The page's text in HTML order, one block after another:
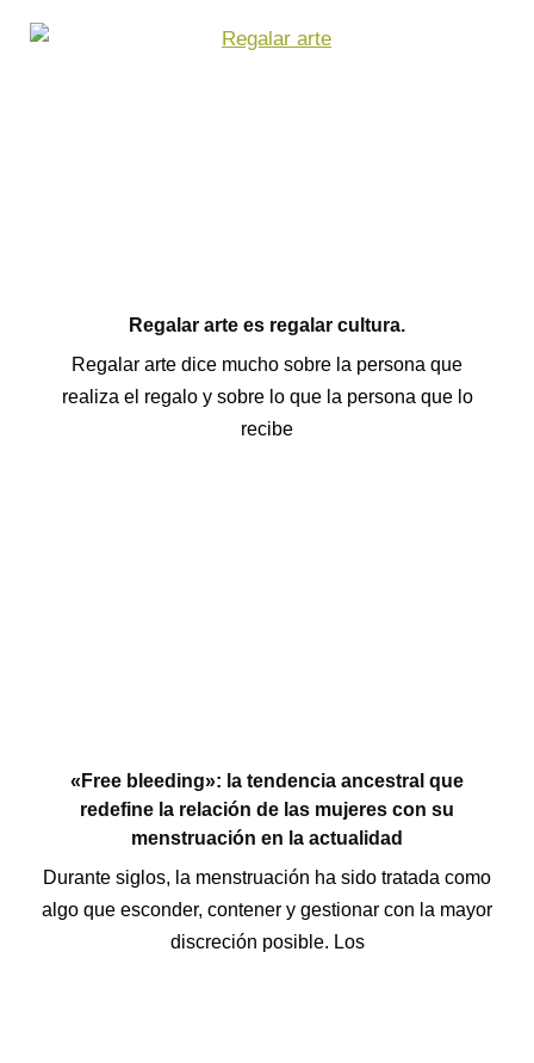
Regalar arte es regalar cultura.
Regalar arte dice mucho sobre la persona que
realiza el regalo y sobre lo que la persona que lo
recibe
«Free bleeding»: la tendencia ancestral que
redefine la relación de las mujeres con su
menstruación en la actualidad
Durante siglos, la menstruación ha sido tratada como
algo que esconder, contener y gestionar con la mayor
discreción posible. Los